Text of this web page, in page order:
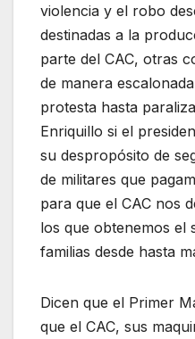
violencia y el robo
destinadas a la
parte del CAC, otras
de manera
protesta hasta
Enriquillo si el
su despropósito de
de militares que
para que el CAC nos
los que obtenemos el
familias desde hasta
Dicen que el Primer
que el CAC, sus